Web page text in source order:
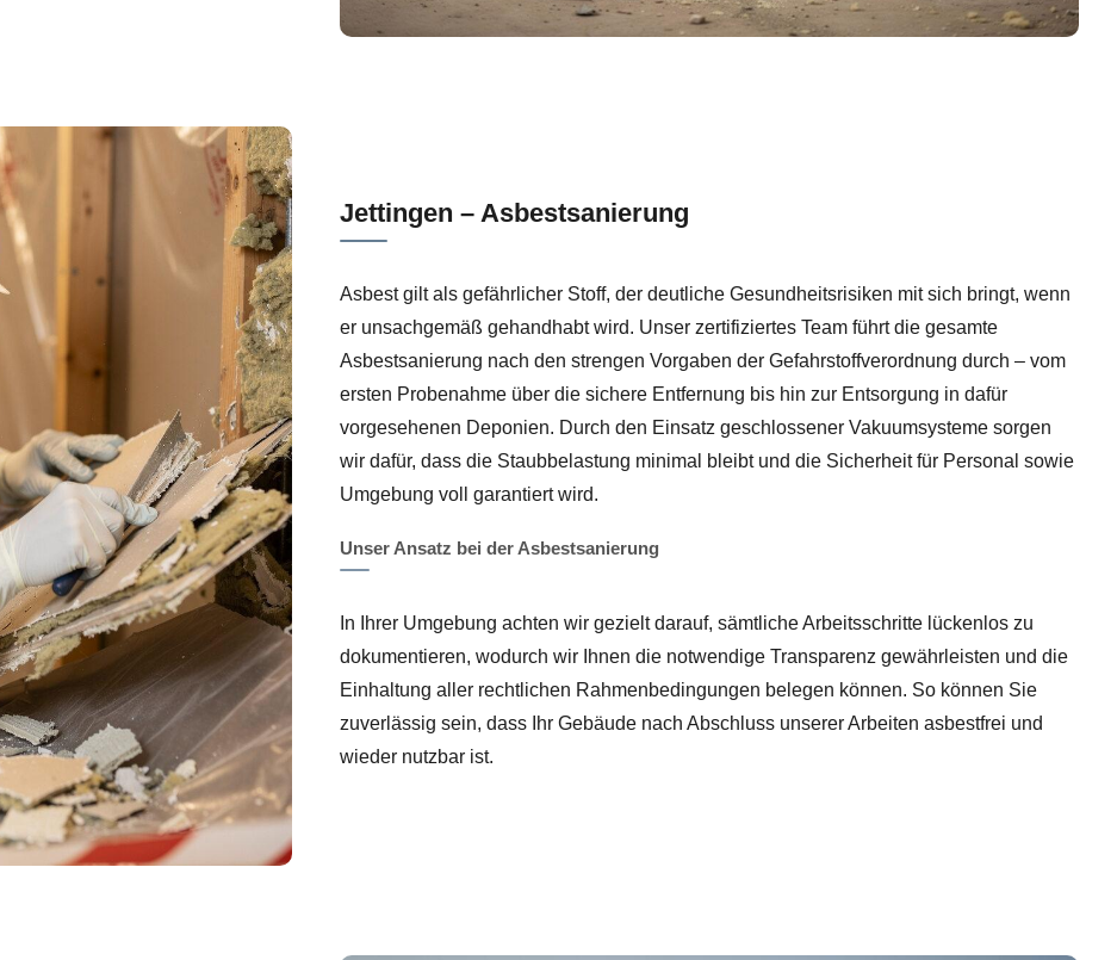
Jettingen – Asbestsanierung
Asbest gilt als gefährlicher Stoff, der deutliche Gesundheitsrisiken mit sich bringt, wenn
er unsachgemäß gehandhabt wird. Unser zertifiziertes Team führt die gesamte
Asbestsanierung nach den strengen Vorgaben der Gefahrstoffverordnung durch – vom
ersten Probenahme über die sichere Entfernung bis hin zur Entsorgung in dafür
vorgesehenen Deponien. Durch den Einsatz geschlossener Vakuumsysteme sorgen
wir dafür, dass die Staubbelastung minimal bleibt und die Sicherheit für Personal sowie
Umgebung voll garantiert wird.
Unser Ansatz bei der Asbestsanierung
In Ihrer Umgebung achten wir gezielt darauf, sämtliche Arbeitsschritte lückenlos zu
dokumentieren, wodurch wir Ihnen die notwendige Transparenz gewährleisten und die
Einhaltung aller rechtlichen Rahmenbedingungen belegen können. So können Sie
zuverlässig sein, dass Ihr Gebäude nach Abschluss unserer Arbeiten asbestfrei und
wieder nutzbar ist.